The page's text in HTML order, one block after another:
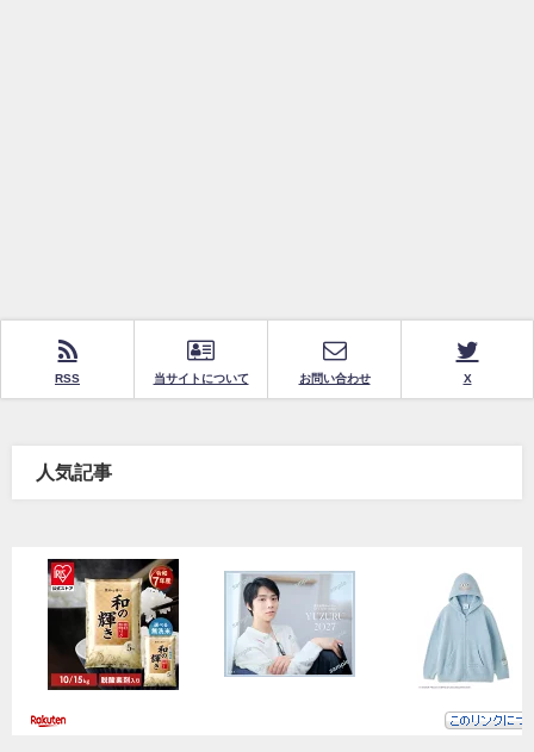
RSS 当サイトについて お問い合わせ X
人気記事